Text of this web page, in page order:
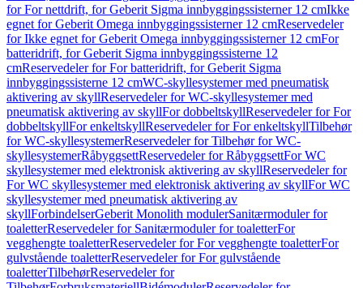
for For nettdrift, for Geberit Sigma innbyggingssisterner 12 cmIkke
egnet for Geberit Omega innbyggingssisterner 12 cmReservedeler
for Ikke egnet for Geberit Omega innbyggingssisterner 12 cmFor
batteridrift, for Geberit Sigma innbyggingssisterne 12
cmReservedeler for For batteridrift, for Geberit Sigma
innbyggingssisterne 12 cmWC-skyllesystemer med pneumatisk
aktivering av skyllReservedeler for WC-skyllesystemer med
pneumatisk aktivering av skyllFor dobbeltskyllReservedeler for For
dobbeltskyllFor enkeltskyllReservedeler for For enkeltskyllTilbehør
for WC-skyllesystemerReservedeler for Tilbehør for WC-
skyllesystemerRåbyggsettReservedeler for RåbyggsettFor WC
skyllesystemer med elektronisk aktivering av skyllReservedeler for
For WC skyllesystemer med elektronisk aktivering av skyllFor WC
skyllesystemer med pneumatisk aktivering av
skyllForbindelserGeberit Monolith modulerSanitærmoduler for
toaletterReservedeler for Sanitærmoduler for toaletterFor
vegghengte toaletterReservedeler for For vegghengte toaletterFor
gulvstående toaletterReservedeler for For gulvstående
toaletterTilbehørReservedeler for